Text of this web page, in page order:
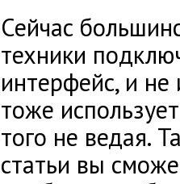
Сейчас
техники
интерфейс, и
тоже
того не ведая.
статьи вы